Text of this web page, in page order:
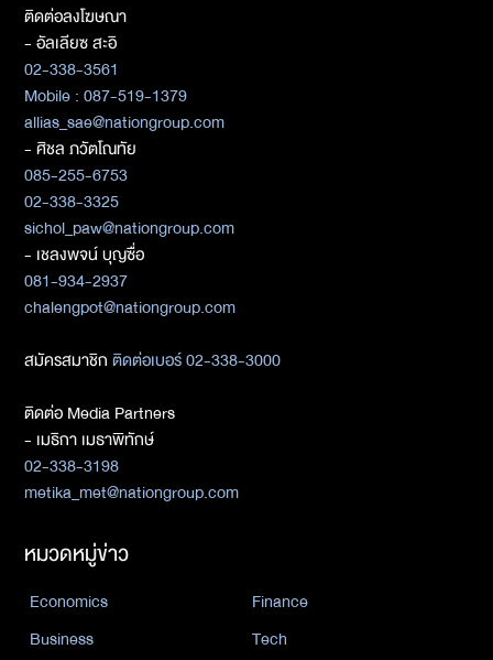
ติดต่อลงโฆษณา
- อัลเลียซ สะอิ
02-338-3561
Mobile : 087-519-1379
allias_sae@nationgroup.com
- ศิชล ภวัตโณทัย
085-255-6753
02-338-3325
sichol_paw@nationgroup.com
- เชลงพจน์ บุญซื่อ
081-934-2937
chalengpot@nationgroup.com
สมัครสมาชิกติดต่อเบอร์ 02-338-3000
ติดต่อ Media Partners
- เมธิกา เมธาพิทักษ์
02-338-3198
metika_met@nationgroup.com
หมวดหมู่ข่าว
Economics
Finance
Business
Tech